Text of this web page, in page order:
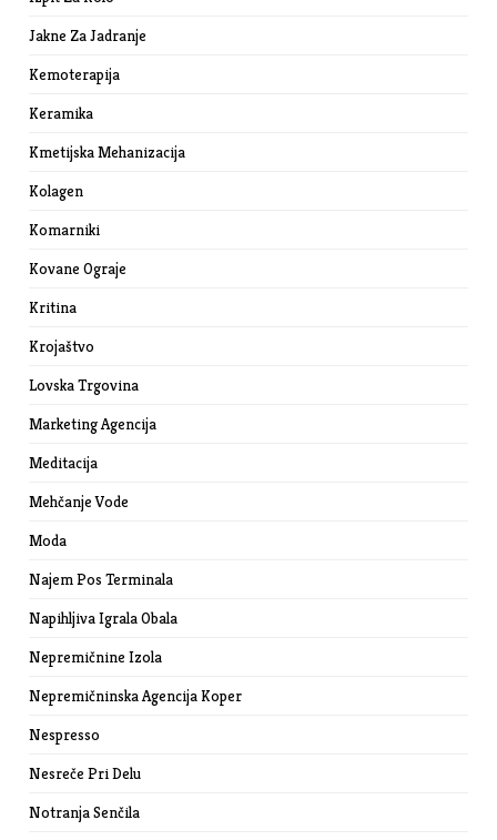
Jakne Za Jadranje
Kemoterapija
Keramika
Kmetijska Mehanizacija
Kolagen
Komarniki
Kovane Ograje
Kritina
Krojaštvo
Lovska Trgovina
Marketing Agencija
Meditacija
Mehčanje Vode
Moda
Najem Pos Terminala
Napihljiva Igrala Obala
Nepremičnine Izola
Nepremičninska Agencija Koper
Nespresso
Nesreče Pri Delu
Notranja Senčila